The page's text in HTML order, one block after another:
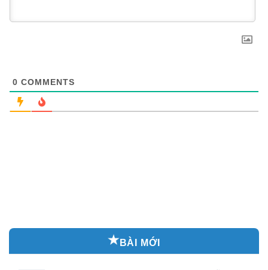
0 COMMENTS
BÀI MỚI